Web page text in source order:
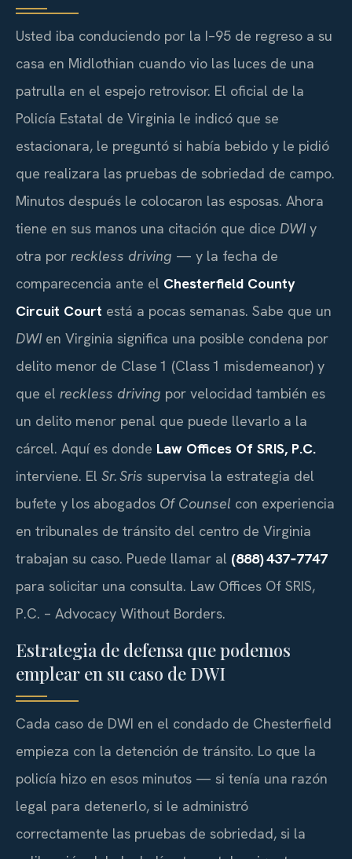
Usted iba conduciendo por la I–95 de regreso a su
casa en Midlothian cuando vio las luces de una
patrulla en el espejo retrovisor. El oficial de la
Policía Estatal de Virginia le indicó que se
estacionara, le preguntó si había bebido y le pidió
que realizara las pruebas de sobriedad de campo.
Minutos después le colocaron las esposas. Ahora
tiene en sus manos una citación que dice DWI y
otra por reckless driving — y la fecha de
comparecencia ante el Chesterfield County
Circuit Court está a pocas semanas. Sabe que un
DWI en Virginia significa una posible condena por
delito menor de Clase 1 (Class 1 misdemeanor) y
que el reckless driving por velocidad también es
un delito menor penal que puede llevarlo a la
cárcel. Aquí es donde Law Offices Of SRIS, P.C.
interviene. El Sr. Sris supervisa la estrategia del
bufete y los abogados Of Counsel con experiencia
en tribunales de tránsito del centro de Virginia
trabajan su caso. Puede llamar al (888) 437‑7747
para solicitar una consulta. Law Offices Of SRIS,
P.C. – Advocacy Without Borders.
Estrategia de defensa que podemos
emplear en su caso de DWI
Cada caso de DWI en el condado de Chesterfield
empieza con la detención de tránsito. Lo que la
policía hizo en esos minutos — si tenía una razón
legal para detenerlo, si le administró
correctamente las pruebas de sobriedad, si la